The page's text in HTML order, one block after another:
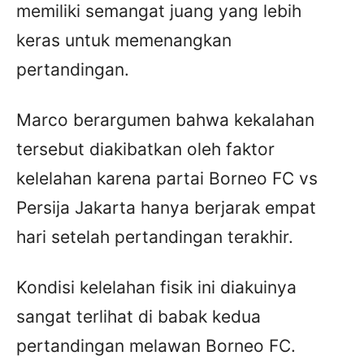
memiliki semangat juang yang lebih
keras untuk memenangkan
pertandingan.
Marco berargumen bahwa kekalahan
tersebut diakibatkan oleh faktor
kelelahan karena partai Borneo FC vs
Persija Jakarta hanya berjarak empat
hari setelah pertandingan terakhir.
Kondisi kelelahan fisik ini diakuinya
sangat terlihat di babak kedua
pertandingan melawan Borneo FC.